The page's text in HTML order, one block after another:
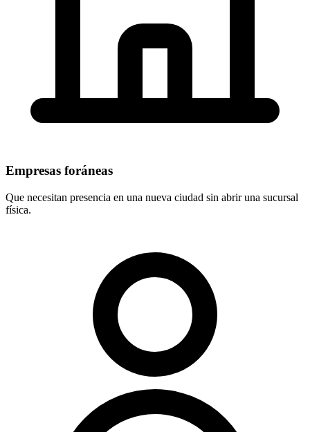
Empresas foráneas
Que necesitan presencia en una nueva ciudad sin abrir una sucursal
física.